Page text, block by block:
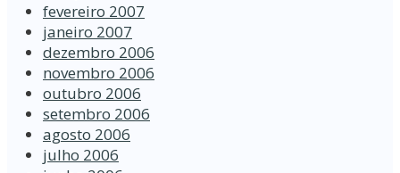
fevereiro 2007
janeiro 2007
dezembro 2006
novembro 2006
outubro 2006
setembro 2006
agosto 2006
julho 2006